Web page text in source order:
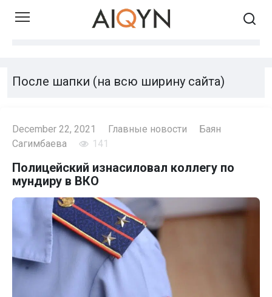
Skip
После шапки (на всю ширину сайта)
December 22, 2021 Главные новости
Баян
Сагимбаева
141
Полицейский изнасиловал коллегу по
мундиру в ВКО